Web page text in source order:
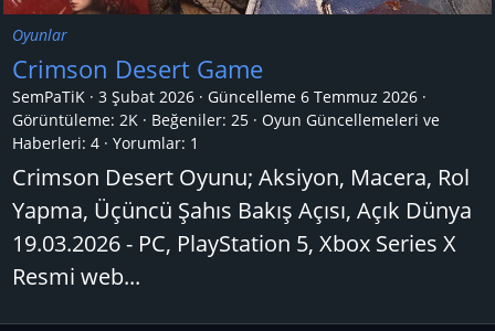
Oyunlar
Crimson Desert Game
SemPaTiK 3 Şubat 2026 Güncelleme 6 Temmuz 2026
Görüntüleme: 2K
Beğeniler: 25
Oyun Güncellemeleri ve
Haberleri: 4 Yorumlar: 1
Crimson Desert Oyunu; Aksiyon, Macera, Rol
Yapma, Üçüncü Şahıs Bakış Açısı, Açık Dünya
19.03.2026 - PC, PlayStation 5, Xbox Series X
Resmi web...